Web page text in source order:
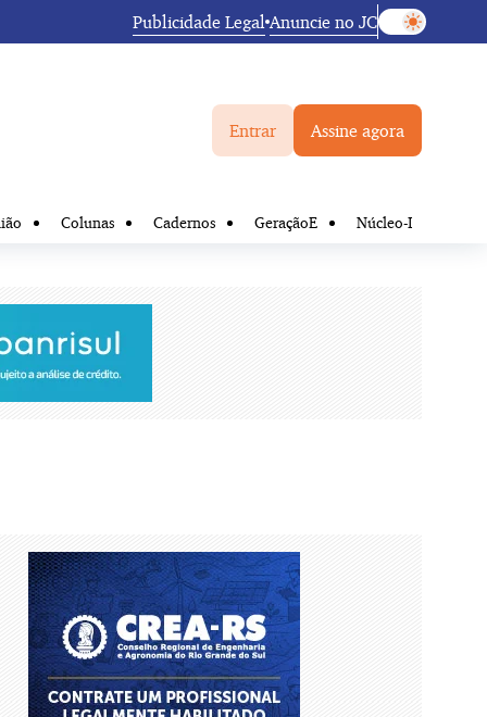
Publicidade Legal Anuncie no JC
Entrar Assine agora
Colunas Cadernos GeraçãoE Núcleo-I